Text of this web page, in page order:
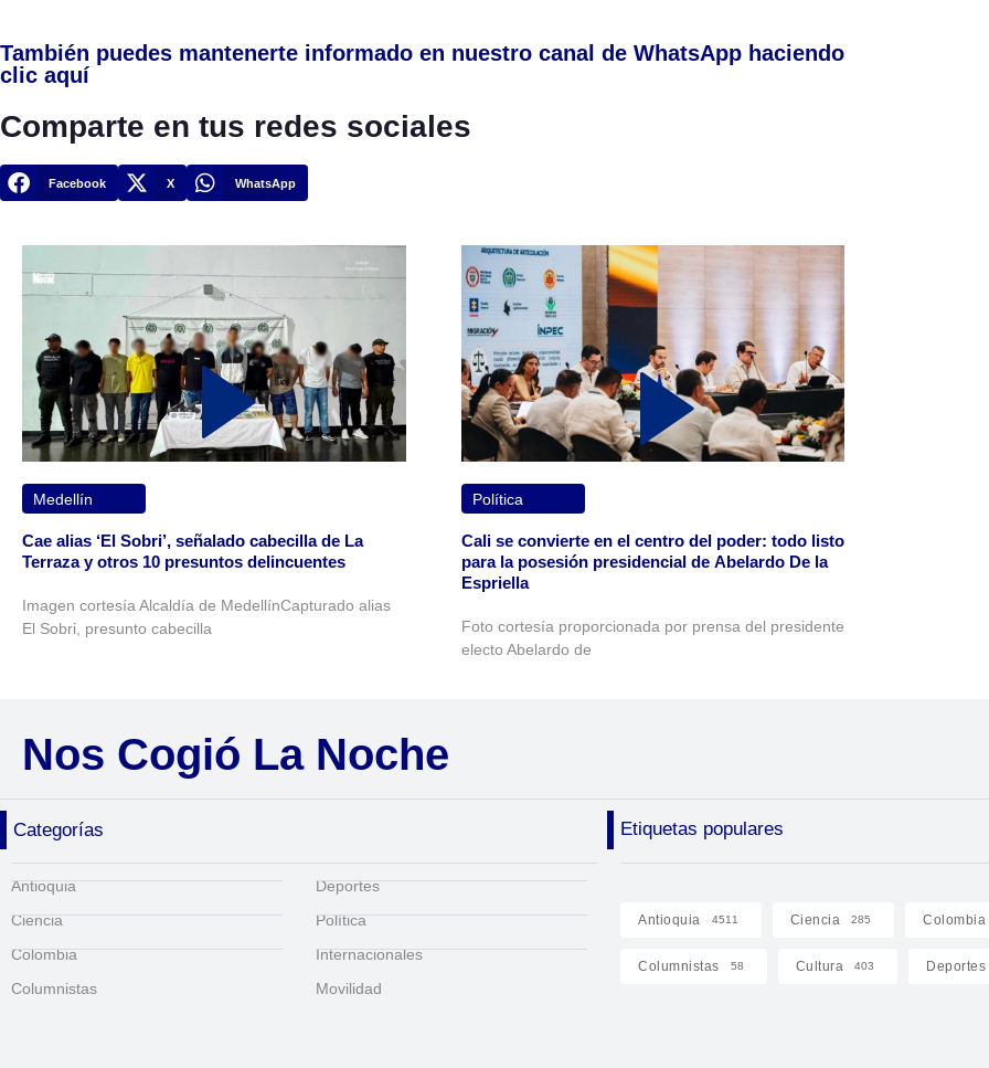
También puedes mantenerte informado en nuestro canal de WhatsApp haciendo
clic aquí
Comparte en tus redes sociales
Facebook X WhatsApp
Medellín
Cae alias ‘El Sobri’, señalado cabecilla de La
Terraza y otros 10 presuntos delincuentes
Imagen cortesía Alcaldía de MedellínCapturado alias
El Sobri, presunto cabecilla
Política
Cali se convierte en el centro del poder: todo listo
para la posesión presidencial de Abelardo De la
Espriella
Foto cortesía proporcionada por prensa del presidente
electo Abelardo de
Nos Cogió La Noche
Categorías Etiquetas populares
Antioquia
Ciencia
Colombia
Columnistas
Deportes
Política
Internacionales
Movilidad
Antioquia 4511 Ciencia 285 Colombia
Columnistas 58 Cultura 403 Deportes